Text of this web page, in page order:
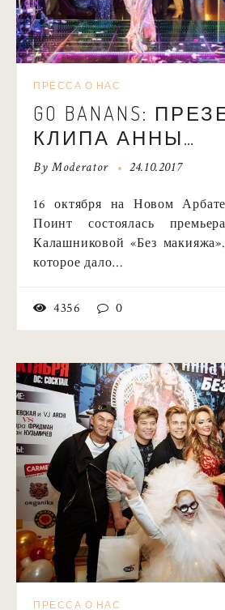
ПРЕССА О НАС
GO BANANS:
КЛИПА АННЫ
КАЛАШНИКОВОЙ
ByModerator 24.10.2017
16 октября на Новом
Поинт состоялась
Калашниковой «Без
которое дало…
4356 0
ПРЕССА О НАС